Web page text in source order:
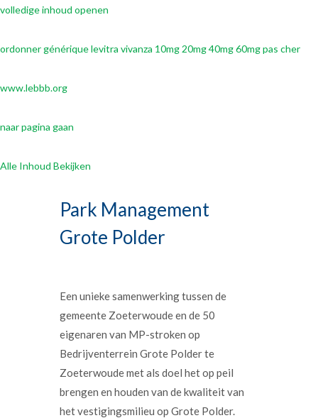
volledige inhoud openen
ordonner générique levitra vivanza 10mg 20mg 40mg 60mg pas cher
www.lebbb.org
naar pagina gaan
Alle Inhoud Bekijken
Park Management
Grote Polder
Een unieke samenwerking tussen de
gemeente Zoeterwoude en de 50
eigenaren van MP-stroken op
Bedrijventerrein Grote Polder te
Zoeterwoude met als doel het op peil
brengen en houden van de kwaliteit van
het vestigingsmilieu op Grote Polder.